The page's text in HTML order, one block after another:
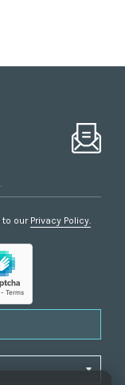
to our Privacy Policy.